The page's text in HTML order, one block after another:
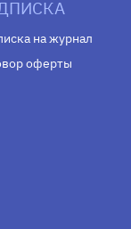
на журнал
оферты